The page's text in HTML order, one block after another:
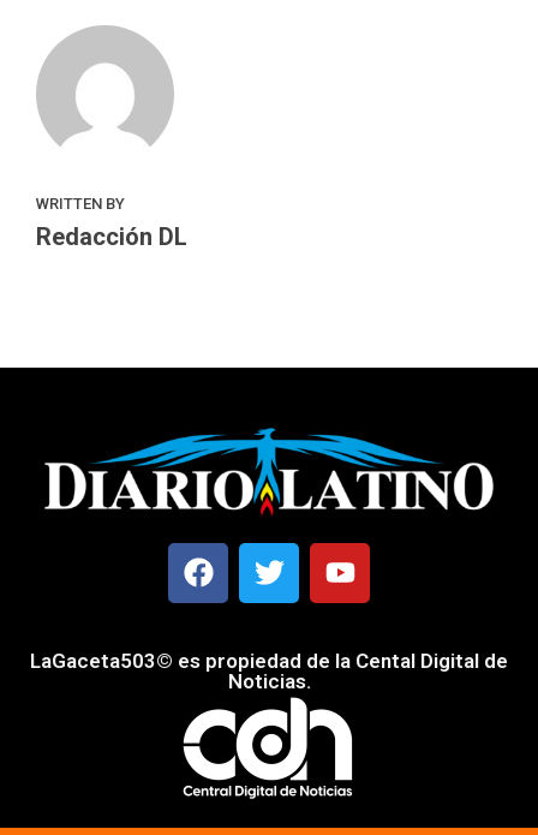
WRITTEN BY
Redacción DL
LaGaceta503© es propiedad de la Cental Digital de
Noticias.